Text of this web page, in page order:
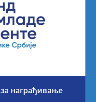
награђивање